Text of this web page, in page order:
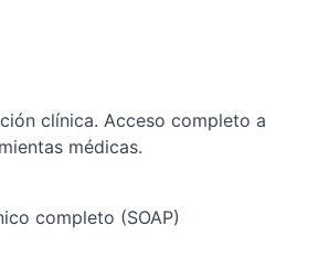
clínica. Acceso completo a
médicas.
completo (SOAP)